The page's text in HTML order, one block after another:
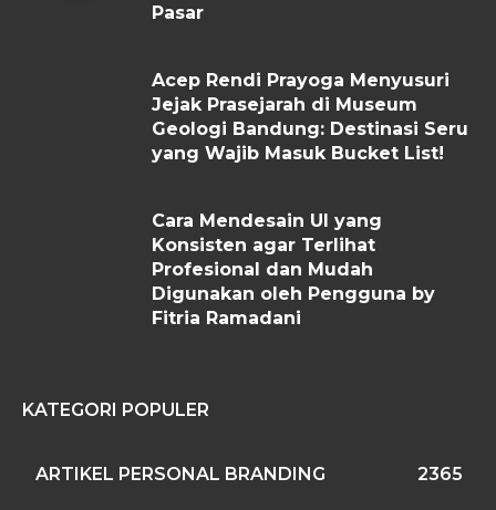
Pasar
Acep Rendi Prayoga Menyusuri
Jejak Prasejarah di Museum
Geologi Bandung: Destinasi Seru
yang Wajib Masuk Bucket List!
Cara Mendesain UI yang
Konsisten agar Terlihat
Profesional dan Mudah
Digunakan oleh Pengguna by
Fitria Ramadani
KATEGORI POPULER
ARTIKEL PERSONAL BRANDING 2365